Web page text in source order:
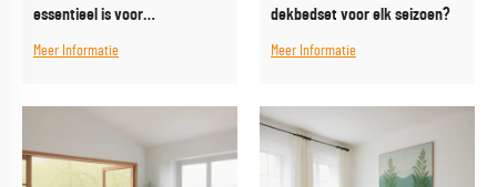
essentieel is voor
Meer Informatie
dekbedset voor elk seizoen?
Meer Informatie